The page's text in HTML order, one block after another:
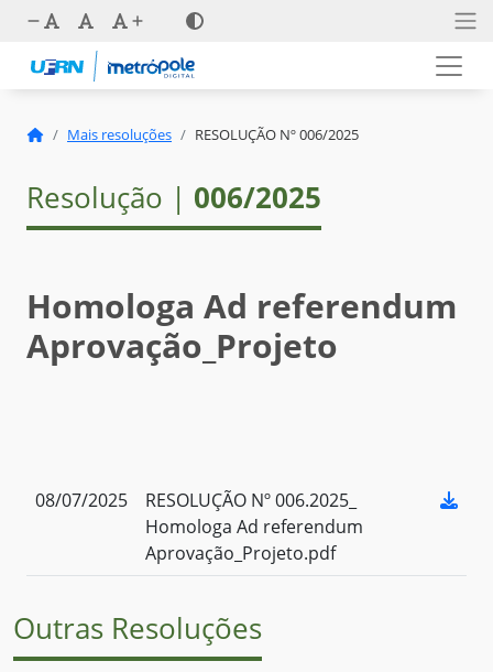
Mais resoluções RESOLUÇÃO Nº 006/2025
Resolução | 006/2025
Homologa Ad referendum
Aprovação_Projeto
08/07/2025
RESOLUÇÃO Nº 006.2025_
Homologa Ad referendum
Aprovação_Projeto.pdf
Outras Resoluções